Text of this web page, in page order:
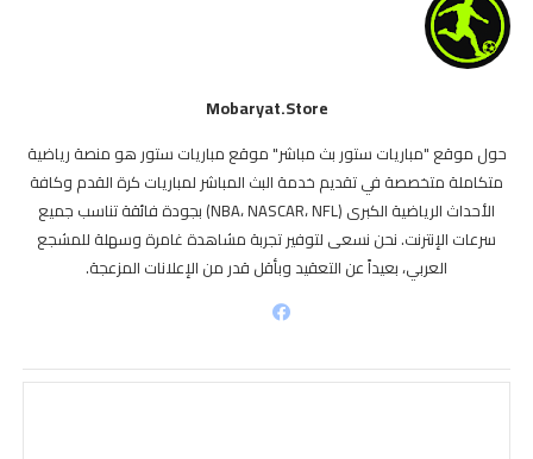
Mobaryat.store
حول موقع "مباريات ستور بث مباشر" موقع مباريات ستور هو منصة رياضية
متكاملة متخصصة في تقديم خدمة البث المباشر لمباريات كرة القدم وكافة
الأحداث الرياضية الكبرى (NBA، NASCAR، NFL) بجودة فائقة تناسب جميع
سرعات الإنترنت. نحن نسعى لتوفير تجربة مشاهدة غامرة وسهلة للمشجع
العربي، بعيداً عن التعقيد وبأقل قدر من الإعلانات المزعجة.